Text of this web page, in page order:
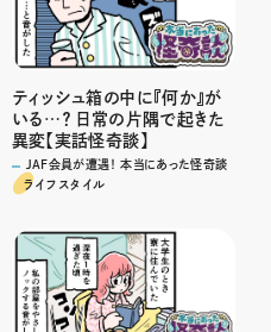
ティッシュ箱の中に『何か』が
いる…？ 日常の片隅で起きた
異変【実話怪奇談】
JAF会員が遭遇！ 本当にあった怪奇談
ライフスタイル